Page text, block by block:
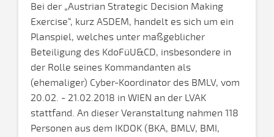
Bei der „Austrian Strategic Decision Making
Exercise“, kurz ASDEM, handelt es sich um ein
Planspiel, welches unter maßgeblicher
Beteiligung des KdoFüU&CD, insbesondere in
der Rolle seines Kommandanten als
(ehemaliger) Cyber-Koordinator des BMLV, vom
20.02. - 21.02.2018 in WIEN an der LVAK
stattfand. An dieser Veranstaltung nahmen 118
Personen aus dem IKDOK (BKA, BMLV, BMI,